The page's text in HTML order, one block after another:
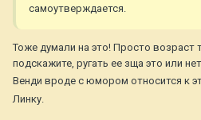
самоутверждается.
Тоже думали на это! Просто
подскажите, ругать ее зща это или
Венди вроде с юмором относится к
Линку.